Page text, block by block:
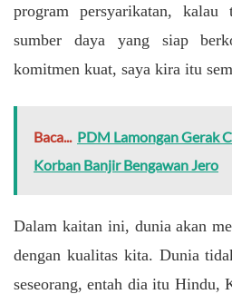
program persyarikatan, kalau
sumber daya yang siap
komitmen kuat, saya kira itu
Baca... PDM Lamongan Gerak
Korban Banjir Bengawan Jero
Dalam kaitan ini, dunia akan
dengan kualitas kita. Dunia
seseorang, entah dia itu Hindu,